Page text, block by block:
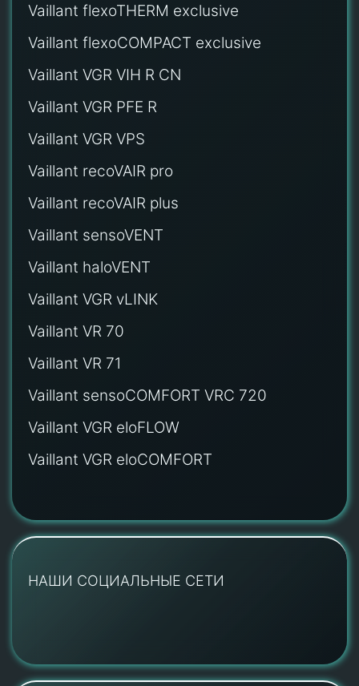
Vaillant flexoTHERM exclusive
Vaillant flexoCOMPACT exclusive
Vaillant VGR VIH R CN
Vaillant VGR PFE R
Vaillant VGR VPS
Vaillant recoVAIR pro
Vaillant recoVAIR plus
Vaillant sensoVENT
Vaillant haloVENT
Vaillant VGR vLINK
Vaillant VR 70
Vaillant VR 71
Vaillant sensoCOMFORT VRC 720
Vaillant VGR eloFLOW
Vaillant VGR eloCOMFORT
НАШИ СОЦИАЛЬНЫЕ СЕТИ